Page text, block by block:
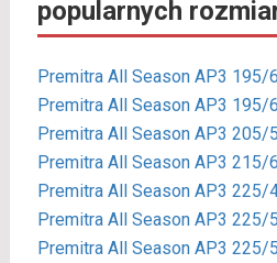
popularnych
Premitra All Season AP3 195/
Premitra All Season AP3 195/
Premitra All Season AP3 205/
Premitra All Season AP3 215/
Premitra All Season AP3 225/
Premitra All Season AP3 225/
Premitra All Season AP3 225/